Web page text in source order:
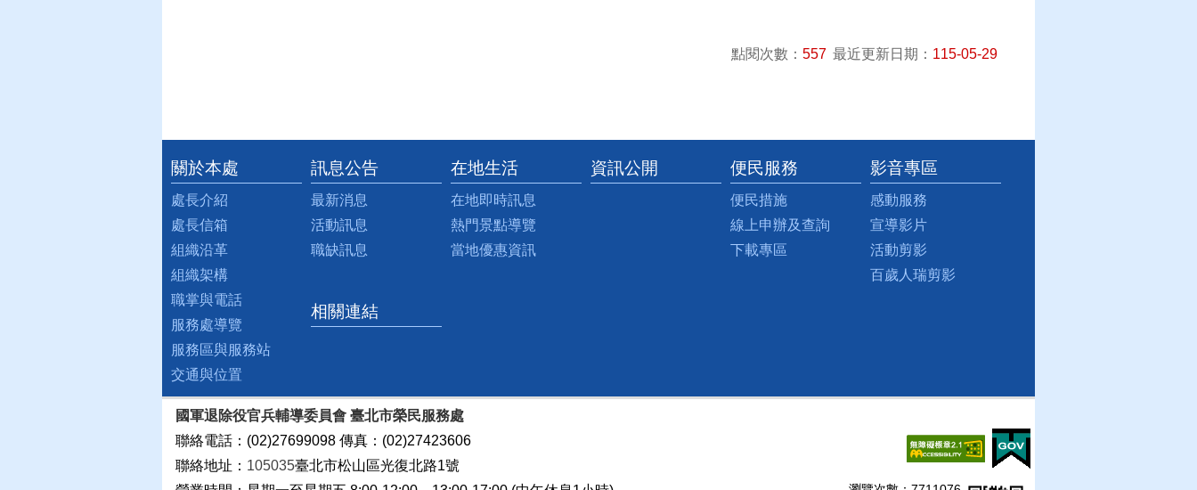
點閱次數：557 最近更新日期： 115-05-29
:::
關於本處
處長介紹
處長信箱
組織沿革
組織架構
職掌與電話
服務處導覽
服務區與服務站
交通與位置
訊息公告
最新消息
活動訊息
職缺訊息
在地生活
在地即時訊息
熱門景點導覽
當地優惠資訊
資訊公開 便民服務
便民措施
線上申辦及查詢
下載專區
影音專區
感動服務
宣導影片
活動剪影
百歲人瑞剪影
相關連結
國軍退除役官兵輔導委員會 臺北市榮民服務處
聯絡電話：(02)27699098 傳真：(02)27423606
聯絡地址： 105035臺北市松山區光復北路1號